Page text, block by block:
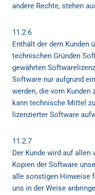
andere Rechte, stehen
11.2.6
Enthält der dem Kunden
technischen Gründen
gewährten
Software nur aufgrund
werden, die vom
kann technische Mittel
lizenzierter Software
11.2.7
Der Kunde wird auf
Kopien der Software
alle sonstigen Hinweise
uns in der Weise